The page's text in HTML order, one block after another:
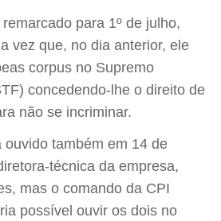
para 1º de julho,
vez que, no dia anterior, ele
corpus no Supremo
concedendo-lhe o direito de
não se incriminar.
ouvido também em 14 de
técnica da empresa,
mas o comando da CPI
possível ouvir os dois no